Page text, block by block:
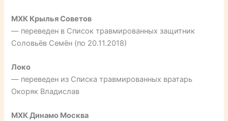
МХК Крылья Советов
— переведен в Список травмированных защитник
Соловьёв Семён (по 20.11.2018)
Локо
— переведен из Списка травмированных вратарь
Окоряк Владислав
МХК Динамо Москва